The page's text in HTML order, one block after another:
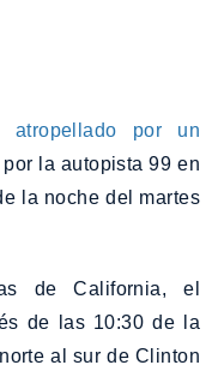
por un
la autopista 99 en
la noche del martes
de California, el
de las 10:30 de la
al sur de Clinton